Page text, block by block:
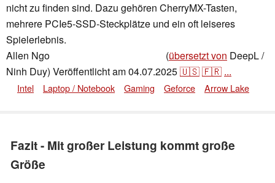
nicht zu finden sind. Dazu gehören CherryMX-Tasten,
mehrere PCIe5-SSD-Steckplätze und ein oft leiseres
Spielerlebnis.
Allen Ngo
(übersetzt von DeepL /
Ninh Duy) Veröffentlicht am04.07.2025🇺🇸🇫🇷 ...
Intel Laptop / Notebook Gaming Geforce Arrow Lake
Fazit - Mit großer Leistung kommt große
Größe